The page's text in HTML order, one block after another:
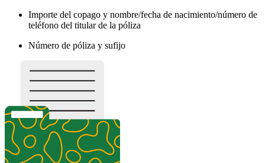
Importe del copago y nombre/fecha de nacimiento/número de
teléfono del titular de la póliza
Número de póliza y sufijo